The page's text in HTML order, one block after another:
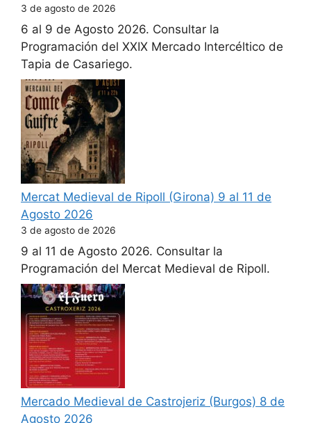
3 de agosto de 2026
6 al 9 de Agosto 2026. Consultar la
Programación del XXIX Mercado Intercéltico de
Tapia de Casariego.
Mercat Medieval de Ripoll (Girona) 9 al 11 de
Agosto 2026
3 de agosto de 2026
9 al 11 de Agosto 2026. Consultar la
Programación del Mercat Medieval de Ripoll.
Mercado Medieval de Castrojeriz (Burgos) 8 de
Agosto 2026